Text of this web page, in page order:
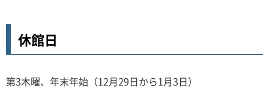
休館日
第3木曜、年末年始（12月29日から1月3日）